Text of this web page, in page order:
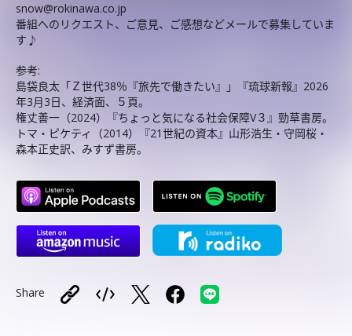
snow@rokinawa.co.jp
番組へのリクエスト、ご意見、ご感想などメールで募集していま
す♪
参考:
島袋良太「Ｚ世代38％『旅先で働きたい』」『琉球新報』2026
年3月3日、経済面、５頁。
権丈善一（2024）『ちょっと気になる社会保障V３』勁草書房。
トマ・ピケティ（2014）『21世紀の資本』山形浩生・守岡桜・
森本正史訳、みすず書房。
Share